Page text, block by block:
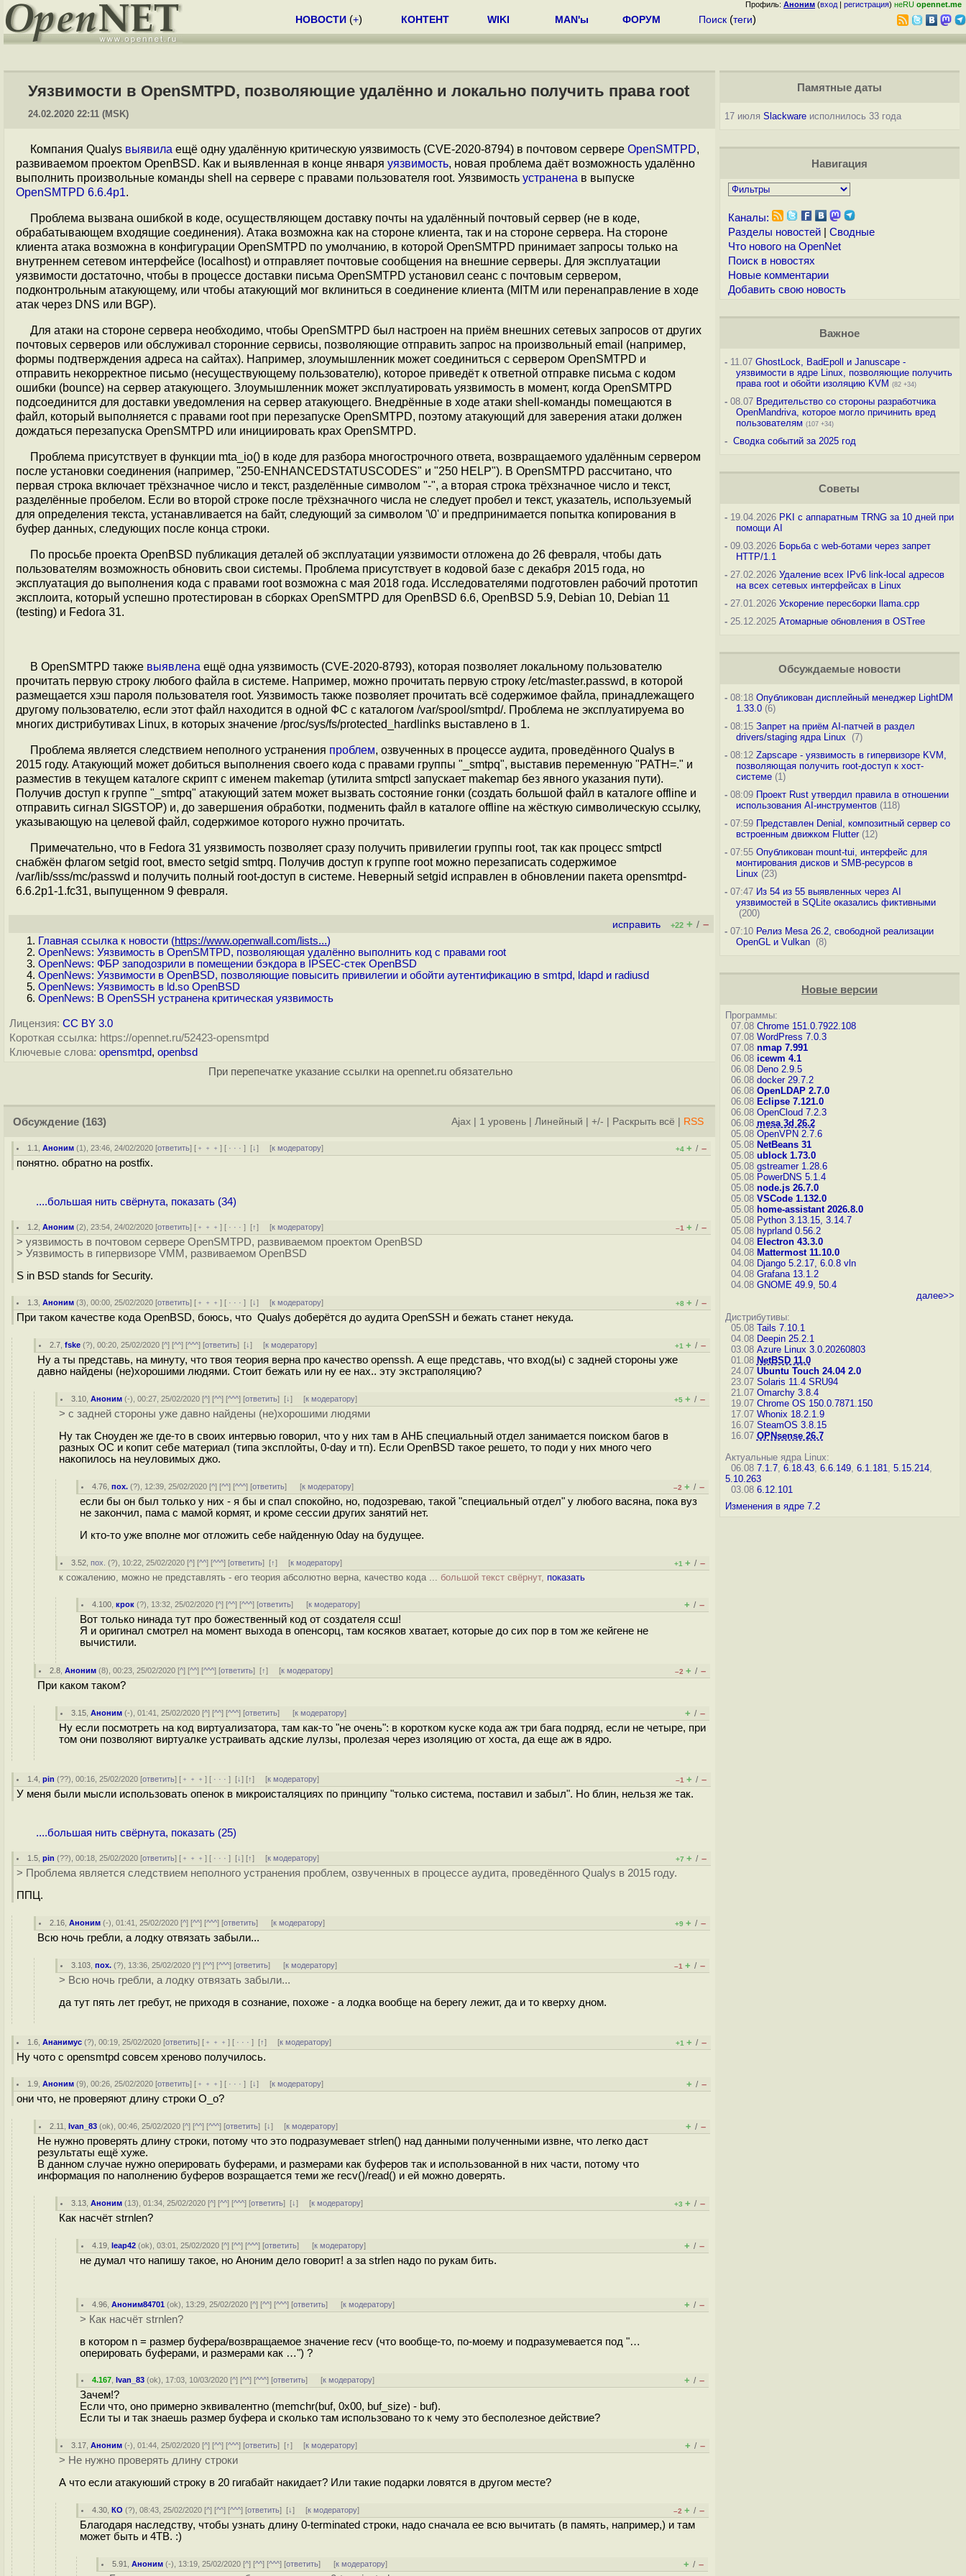
Профиль: Аноним (вход | регистрация) неRU opennet.me
НОВОСТИ (+) КОНТЕНТ WIKI MAN'ы ФОРУМ Поиск (теги)
Уязвимости в OpenSMTPD, позволяющие удалённо и локально получить права root
24.02.2020 22:11 (MSK)
Компания Qualys выявила ещё одну удалённую критическую уязвимость (CVE-2020-8794) в почтовом сервере OpenSMTPD,
развиваемом проектом OpenBSD. Как и выявленная в конце января уязвимость, новая проблема даёт возможность удалённо
выполнить произвольные команды shell на сервере с правами пользователя root. Уязвимость устранена в выпуске
OpenSMTPD 6.6.4p1.
Проблема вызвана ошибкой в коде, осуществляющем доставку почты на удалённый почтовый сервер (не в коде,
обрабатывающем входящие соединения). Атака возможна как на стороне клиента, так и на стороне сервера. На стороне
клиента атака возможна в конфигурации OpenSMTPD по умолчанию, в которой OpenSMTPD принимает запросы только на
внутреннем сетевом интерфейсе (localhost) и отправляет почтовые сообщения на внешние серверы. Для эксплуатации
уязвимости достаточно, чтобы в процессе доставки письма OpenSMTPD установил сеанс с почтовым сервером,
подконтрольным атакующему, или чтобы атакующий мог вклиниться в соединение клиента (MITM или перенаправление в ходе
атак через DNS или BGP).
Для атаки на стороне сервера необходимо, чтобы OpenSMTPD был настроен на приём внешних сетевых запросов от других
почтовых серверов или обслуживал сторонние сервисы, позволяющие отправить запрос на произвольный email (например,
формы подтверждения адреса на сайтах). Например, злоумышленник может соединиться с сервером OpenSMTPD и
отправить некорректное письмо (несуществующему пользователю), которое приведёт к ответной отправке письма с кодом
ошибки (bounce) на сервер атакующего. Злоумышленник может эксплуатировать уязвимость в момент, когда OpenSMTPD
подсоединится для доставки уведомления на сервер атакующего. Внедрённые в ходе атаки shell-команды помещаются в
файл, который выполняется с правами root при перезапуске OpenSMTPD, поэтому атакующий для заверения атаки должен
дождаться перезапуска OpenSMTPD или инициировать крах OpenSMTPD.
Проблема присутствует в функции mta_io() в коде для разбора многострочного ответа, возвращаемого удалённым сервером
после установки соединения (например, "250-ENHANCEDSTATUSCODES" и "250 HELP"). В OpenSMTPD рассчитано, что
первая строка включает трёхзначное число и текст, разделённые символом "-", а вторая строка трёхзначное число и текст,
разделённые пробелом. Если во второй строке после трёхзначного числа не следует пробел и текст, указатель, используемый
для определения текста, устанавливается на байт, следующий за символом '\0' и предпринимается попытка копирования в
буфер данных, следующих после конца строки.
По просьбе проекта OpenBSD публикация деталей об эксплуатации уязвимости отложена до 26 февраля, чтобы дать
пользователям возможность обновить свои системы. Проблема присутствует в кодовой базе с декабря 2015 года, но
эксплуатация до выполнения кода с правами root возможна с мая 2018 года. Исследователями подготовлен рабочий прототип
эксплоита, который успешно протестирован в сборках OpenSMTPD для OpenBSD 6.6, OpenBSD 5.9, Debian 10, Debian 11
(testing) и Fedora 31.
В OpenSMTPD также выявлена ещё одна уязвимость (CVE-2020-8793), которая позволяет локальному пользователю
прочитать первую строку любого файла в системе. Например, можно прочитать первую строку /etc/master.passwd, в которой
размещается хэш пароля пользователя root. Уязвимость также позволяет прочитать всё содержимое файла, принадлежащего
другому пользователю, если этот файл находится в одной ФС с каталогом /var/spool/smtpd/. Проблема не эксплуатируема во
многих дистрибутивах Linux, в которых значение /proc/sys/fs/protected_hardlinks выставлено в 1.
Проблема является следствием неполного устранения проблем, озвученных в процессе аудита, проведённого Qualys в
2015 году. Атакующий может добиться выполнения своего кода с правами группы "_smtpq", выставив переменную "PATH=." и
разместив в текущем каталоге скрипт с именем makemap (утилита smtpctl запускает makemap без явного указания пути).
Получив доступ к группе "_smtpq" атакующий затем может вызвать состояние гонки (создать большой файл в каталоге offline и
отправить сигнал SIGSTOP) и, до завершения обработки, подменить файл в каталоге offline на жёсткую символическую ссылку,
указывающую на целевой файл, содержимое которого нужно прочитать.
Примечательно, что в Fedora 31 уязвимость позволяет сразу получить привилегии группы root, так как процесс smtpctl
снабжён флагом setgid root, вместо setgid smtpq. Получив доступ к группе root можно перезаписать содержимое
/var/lib/sss/mc/passwd и получить полный root-доступ в системе. Неверный setgid исправлен в обновлении пакета opensmtpd-
6.6.2p1-1.fc31, выпущенном 9 февраля.
исправить +22 + / –
Главная ссылка к новости (https://www.openwall.com/lists...)
OpenNews: Уязвимость в OpenSMTPD, позволяющая удалённо выполнить код с правами root
OpenNews: ФБР заподозрили в помещении бэкдора в IPSEC-стек OpenBSD
OpenNews: Уязвимости в OpenBSD, позволяющие повысить привилегии и обойти аутентификацию в smtpd, ldapd и radiusd
OpenNews: Уязвимость в ld.so OpenBSD
OpenNews: В OpenSSH устранена критическая уязвимость
Лицензия: CC BY 3.0
Короткая ссылка: https://opennet.ru/52423-opensmtpd
Ключевые слова: opensmtpd, openbsd
При перепечатке указание ссылки на opennet.ru обязательно
Обсуждение (163) Ajax 1 уровень Линейный +/- Раскрыть всё RSS
1.1 ,Аноним (1), 23:46, 24/02/2020 [ответить] [ ﹢﹢﹢] [ · · ·][↓] [к модератору] +4 + / –
понятно. обратно на postfix.
....большая нить свёрнута, показать (34)
1.2 ,Аноним (2), 23:54, 24/02/2020 [ответить] [ ﹢﹢﹢] [ · · ·][↑] [к модератору] –1 + / –
> уязвимость в почтовом сервере OpenSMTPD, развиваемом проектом OpenBSD
> Уязвимость в гипервизоре VMM, развиваемом OpenBSD
S in BSD stands for Security.
1.3 ,Аноним (3), 00:00, 25/02/2020 [ответить] [ ﹢﹢﹢] [ · · ·][↓] [к модератору] +8 + / –
При таком качестве кода OpenBSD, боюсь, что Qualys доберётся до аудита OpenSSH и бежать станет некуда.
2.7 ,fske (?), 00:20, 25/02/2020 [^] [^^] [^^^] [ответить][↓] [к модератору] +1 + / –
Ну а ты представь, на минуту, что твоя теория верна про качество openssh. А еще представь, что вход(ы) с задней стороны уже
давно найдены (не)хорошими людями. Стоит бежать или ну ее нах.. эту экстраполяцию?
3.10 ,Аноним (-), 00:27, 25/02/2020 [^] [^^] [^^^] [ответить][↓] [к модератору] +5 + / –
> с задней стороны уже давно найдены (не)хорошими людями
Ну так Сноуден же где-то в своих интервью говорил, что у них там в АНБ специальный отдел занимается поиском багов в
разных ОС и копит себе материал (типа эксплойты, 0-day и тп). Если OpenBSD такое рeшeтo, то поди у них много чего
накопилось на неуловимых джо.
4.76 ,пох. (?), 12:39, 25/02/2020 [^] [^^] [^^^] [ответить] [к модератору] –2 + / –
если бы он был только у них - я бы и спал спокойно, но, подозреваю, такой "специальный отдел" у любого васяна, пока вуз
не закончил, пама с мамой кормят, и кроме сессии других занятий нет.
И кто-то уже вполне мог отложить себе найденную 0day на будущее.
3.52 ,пох. (?), 10:22, 25/02/2020 [^] [^^] [^^^] [ответить][↑] [к модератору] +1 + / –
к сожалению, можно не представлять - его теория абсолютно верна, качество кода ... большой текст свёрнут, показать
4.100 ,крок (?), 13:32, 25/02/2020 [^] [^^] [^^^] [ответить] [к модератору] + / –
Вот только нинада тут про божественный код от создателя ссш!
Я и оригинал смотрел на момент выхода в опенсорц, там косяков хватает, которые до сих пор в том же кейгене не
вычистили.
2.8 ,Аноним (8), 00:23, 25/02/2020 [^] [^^] [^^^] [ответить][↑] [к модератору] –2 + / –
При каком таком?
3.15 ,Аноним (-), 01:41, 25/02/2020 [^] [^^] [^^^] [ответить] [к модератору] + / –
Ну если посмотреть на код виртуализатора, там как-то "не очень": в коротком куске кода аж три бага подряд, если не четыре, при
том они позволяют виртуалке устраивать адские лулзы, пролезая через изоляцию от хоста, да еще аж в ядро.
1.4 ,pin (??), 00:16, 25/02/2020 [ответить] [ ﹢﹢﹢] [ · · ·][↓] [↑] [к модератору] –1 + / –
У меня были мысли использовать опенок в микроисталяциях по принципу "только система, поставил и забыл". Но блин, нельзя же так.
....большая нить свёрнута, показать (25)
1.5 ,pin (??), 00:18, 25/02/2020 [ответить] [ ﹢﹢﹢] [ · · ·][↓] [↑] [к модератору] +7 + / –
> Проблема является следствием неполного устранения проблем, озвученных в процессе аудита, проведённого Qualys в 2015 году.
ППЦ.
2.16 ,Аноним (-), 01:41, 25/02/2020 [^] [^^] [^^^] [ответить] [к модератору] +9 + / –
Всю ночь гребли, а лодку отвязать забыли...
3.103 ,пох. (?), 13:36, 25/02/2020 [^] [^^] [^^^] [ответить] [к модератору] –1 + / –
> Всю ночь гребли, а лодку отвязать забыли...
да тут пять лет гребут, не приходя в сознание, похоже - а лодка вообще на берегу лежит, да и то кверху дном.
1.6 ,Ананимус (?), 00:19, 25/02/2020 [ответить] [ ﹢﹢﹢] [ · · ·][↑] [к модератору] +1 + / –
Ну чото с opensmtpd совсем хреново получилось.
1.9 ,Аноним (9), 00:26, 25/02/2020 [ответить] [ ﹢﹢﹢] [ · · ·][↓] [к модератору] + / –
они что, не проверяют длину строки О_о?
2.11 ,Ivan_83 (ok), 00:46, 25/02/2020 [^] [^^] [^^^] [ответить][↓] [к модератору] + / –
Не нужно проверять длину строки, потому что это подразумевает strlen() над данными полученными извне, что легко даст
результаты ещё хуже.
В данном случае нужно оперировать буферами, и размерами как буферов так и использованной в них части, потому что
информация по наполнению буферов возращается теми же recv()/read() и ей можно доверять.
3.13 ,Аноним (13), 01:34, 25/02/2020 [^] [^^] [^^^] [ответить][↓] [к модератору] +3 + / –
Как насчёт strnlen?
4.19 ,leap42 (ok), 03:01, 25/02/2020 [^] [^^] [^^^] [ответить] [к модератору] + / –
не думал что напишу такое, но Аноним дело говорит! а за strlen надо по рукам бить.
4.96 ,Аноним84701 (ok), 13:29, 25/02/2020 [^] [^^] [^^^] [ответить] [к модератору] + / –
> Как насчёт strnlen?
в котором n = размер буфера/возвращаемое значение recv (что вообще-то, по-моему и подразумевается под "…
оперировать буферами, и размерами как …") ?
4.167 ,Ivan_83 (ok), 17:03, 10/03/2020 [^] [^^] [^^^] [ответить] [к модератору] + / –
Зачем!?
Если что, оно примерно эквивалентно (memchr(buf, 0x00, buf_size) - buf).
Если ты и так знаешь размер буфера и сколько там использовано то к чему это бесполезное действие?
3.17 ,Аноним (-), 01:44, 25/02/2020 [^] [^^] [^^^] [ответить][↑] [к модератору] + / –
> Не нужно проверять длину строки
А что если атакуюший строку в 20 гигабайт накидает? Или такие подарки ловятся в другом месте?
4.30 ,КО (?), 08:43, 25/02/2020 [^] [^^] [^^^] [ответить][↓] [к модератору] –2 + / –
Благодаря наследству, чтобы узнать длину 0-terminated строки, надо сначала ее всю вычитать (в память, например,) и там
может быть и 4TB. :)
5.91 ,Аноним (-), 13:19, 25/02/2020 [^] [^^] [^^^] [ответить] [к модератору] + / –
Памятные даты
17 июля Slackwareисполнилось 33 года
Навигация
Каналы:
Разделы новостей| Сводные
Что нового на OpenNet
Поиск в новостях
Новые комментарии
Добавить свою новость
Важное
-11.07 GhostLock, BadEpoll и Januscape -
уязвимости в ядре Linux, позволяющие получить
права root и обойти изоляцию KVM (82 +34)
-08.07 Вредительство со стороны разработчика
OpenMandriva, которое могло причинить вред
пользователям (107 +34)
- Сводка событий за 2025 год
Советы
-19.04.2026 PKI с аппаратным TRNG за 10 дней при
помощи AI
-09.03.2026 Борьба с web-ботами через запрет
HTTP/1.1
-27.02.2026 Удаление всех IPv6 link-local адресов
на всех сетевых интерфейсах в Linux
-27.01.2026 Ускорение пересборки llama.cpp
-25.12.2025 Атомарные обновления в OSTree
Обсуждаемые новости
-08:18 Опубликован дисплейный менеджер LightDM
1.33.0(6)
-08:15 Запрет на приём AI-патчей в раздел
drivers/staging ядра Linux
(7)
-08:12 Zapscape - уязвимость в гипервизоре KVM,
позволяющая получить root-доступ к хост-
системе(1)
-08:09 Проект Rust утвердил правила в отношении
использования AI-инструментов(118)
-07:59 Представлен Denial, композитный сервер со
встроенным движком Flutter(12)
-07:55 Опубликован mount-tui, интерфейс для
монтирования дисков и SMB-ресурсов в
Linux (23)
-07:47 Из 54 из 55 выявленных через AI
уязвимостей в SQLite оказались фиктивными
(200)
-07:10 Релиз Mesa 26.2, свободной реализации
OpenGL и Vulkan (8)
Новые версии
Программы:
07.08 Chrome 151.0.7922.108
07.08 WordPress 7.0.3
07.08 nmap 7.991
06.08 icewm 4.1
06.08 Deno 2.9.5
06.08 docker 29.7.2
06.08 OpenLDAP 2.7.0
06.08 Eclipse 7.121.0
06.08 OpenCloud 7.2.3
06.08 mesa 3d 26.2
05.08 OpenVPN 2.7.6
05.08 NetBeans 31
05.08 ublock 1.73.0
05.08 gstreamer 1.28.6
05.08 PowerDNS 5.1.4
05.08 node.js 26.7.0
05.08 VSCode 1.132.0
05.08 home-assistant 2026.8.0
05.08 Python 3.13.15, 3.14.7
05.08 hyprland 0.56.2
04.08 Electron 43.3.0
04.08 Mattermost 11.10.0
04.08 Django 5.2.17, 6.0.8 vln
04.08 Grafana 13.1.2
04.08 GNOME 49.9, 50.4
далее>>
Дистрибутивы:
05.08 Tails 7.10.1
04.08 Deepin 25.2.1
03.08 Azure Linux 3.0.20260803
01.08 NetBSD 11.0
24.07 Ubuntu Touch 24.04 2.0
23.07 Solaris 11.4 SRU94
21.07 Omarchy 3.8.4
19.07 Chrome OS 150.0.7871.150
17.07 Whonix 18.2.1.9
16.07 SteamOS 3.8.15
16.07 OPNsense 26.7
Актуальные ядра Linux:
06.08 7.1.7, 6.18.43, 6.6.149, 6.1.181, 5.15.214,
5.10.263
03.08 6.12.101
Изменения в ядре 7.2